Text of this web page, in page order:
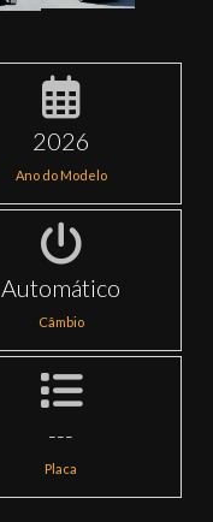
2026
Ano do Modelo
Automático
Câmbio
---
Placa